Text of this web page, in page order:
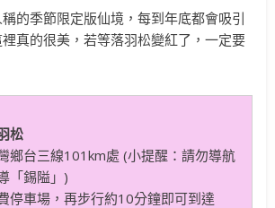
的季節限定版仙境，每到年底都會吸引
真的很美，若等落羽松變紅了，一定要
松
鄉台三線101km處 (小提醒：請勿導航
「錫隘」)
停車場，再步行約10分鐘即可到達